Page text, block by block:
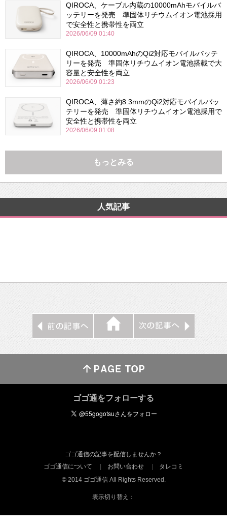
QIROCA、ケーブル内蔵の10000mAhモバイルバ
ッテリーを発売 準固体リチウムイオン電池採用
で安全性と携帯性を両立
2026/06/09 01:40
QIROCA、10000mAhのQi2対応モバイルバッテ
リーを発売 準固体リチウムイオン電池搭載で大
容量と安全性を両立
2026/06/09 01:23
QIROCA、薄さ約8.3mmのQi2対応モバイルバッ
テリーを発売 準固体リチウムイオン電池採用で
安全性と携帯性を両立
2026/06/09 01:08
もっとみる
人気記事
ゴゴ通をフォローする
ゴゴ通信の記事を配信しませんか？
ゴゴ通信について
お問い合わせ
タレコミ
© 2014 ゴゴ通信 All Rights Reserved.
表示切り替え：